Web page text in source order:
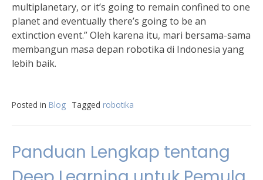
multiplanetary, or it’s going to remain confined to one
planet and eventually there’s going to be an
extinction event.” Oleh karena itu, mari bersama-sama
membangun masa depan robotika di Indonesia yang
lebih baik.
Posted in Blog Tagged robotika
Panduan Lengkap tentang